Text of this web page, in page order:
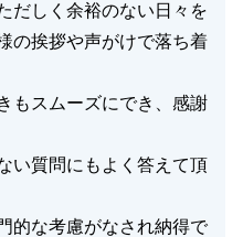
だしく余裕のない日々を
の挨拶や声がけで落ち着
もスムーズにでき、感謝
い質問にもよく答えて頂
的な考慮がなされ納得で